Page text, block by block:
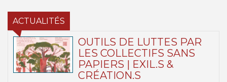
ACTUALITÉS
OUTILS DE LUTTES PAR
LES COLLECTIFS SANS
PAPIERS | EXIL.S &
CRÉATION.S